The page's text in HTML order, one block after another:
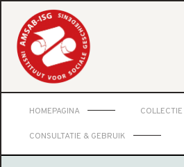
HOMEPAGINA COLLECTIE
CONSULTATIE & GEBRUIK